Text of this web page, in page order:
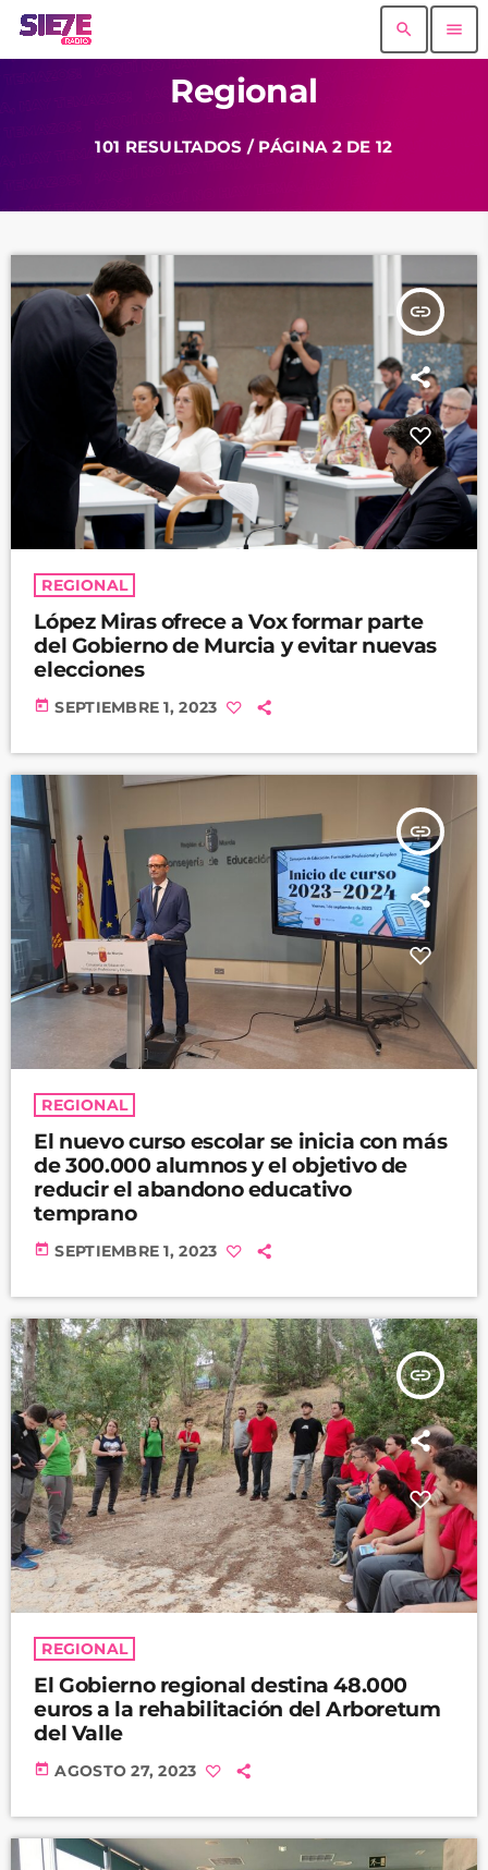
search menu
Regional
101 RESULTADOS / PÁGINA 2 DE 12
insert_link
REGIONAL
López Miras ofrece a Vox formar parte
del Gobierno de Murcia y evitar nuevas
elecciones
today SEPTIEMBRE 1, 2023
insert_link
REGIONAL
El nuevo curso escolar se inicia con más
de 300.000 alumnos y el objetivo de
reducir el abandono educativo
temprano
today SEPTIEMBRE 1, 2023
insert_link
REGIONAL
El Gobierno regional destina 48.000
euros a la rehabilitación del Arboretum
del Valle
today AGOSTO 27, 2023